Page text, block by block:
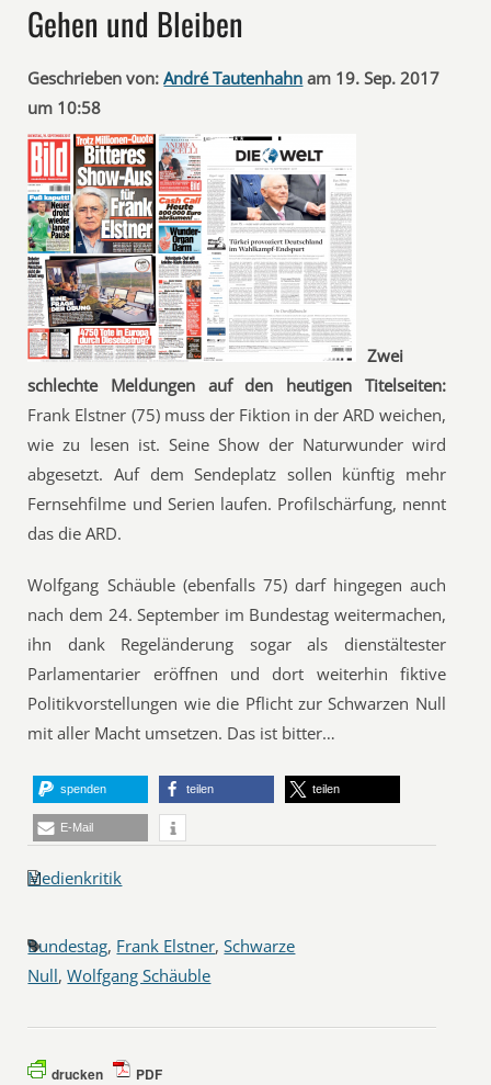
Gehen und Bleiben
Geschrieben von: André Tautenhahn am 19. Sep. 2017
um 10:58
Zwei
schlechte Meldungen auf den heutigen Titelseiten:
Frank Elstner (75) muss der Fiktion in der ARD weichen,
wie zu lesen ist. Seine Show der Naturwunder wird
abgesetzt. Auf dem Sendeplatz sollen künftig mehr
Fernsehfilme und Serien laufen. Profilschärfung, nennt
das die ARD.
Wolfgang Schäuble (ebenfalls 75) darf hingegen auch
nach dem 24. September im Bundestag weitermachen,
ihn dank Regeländerung sogar als dienstältester
Parlamentarier eröffnen und dort weiterhin fiktive
Politikvorstellungen wie die Pflicht zur Schwarzen Null
mit aller Macht umsetzen. Das ist bitter…
spenden teilen teilen
E-Mail
Medienkritik
Bundestag, Frank Elstner,Schwarze
Null,Wolfgang Schäuble
drucken PDF